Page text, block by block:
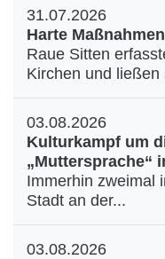
31.07.2026
Harte
Raue Sitten
Kirchen und ließen
03.08.2026
Kulturkampf um
„Muttersprache“
Immerhin zweimal
Stadt an der...
03.08.2026